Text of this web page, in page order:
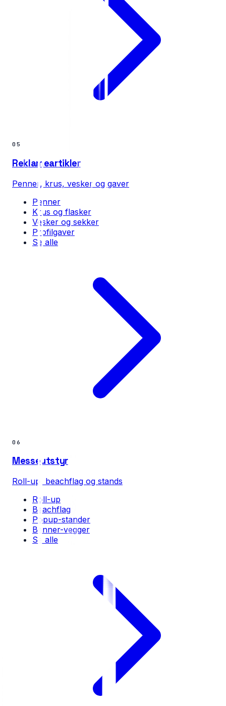
05
Reklameartikler
Penner, krus, vesker og gaver
Penner
Krus og flasker
Vesker og sekker
Profilgaver
Se alle
06
Messeutstyr
Roll-up, beachflag og stands
Roll-up
Beachflag
Popup-stander
Banner-vegger
Se alle